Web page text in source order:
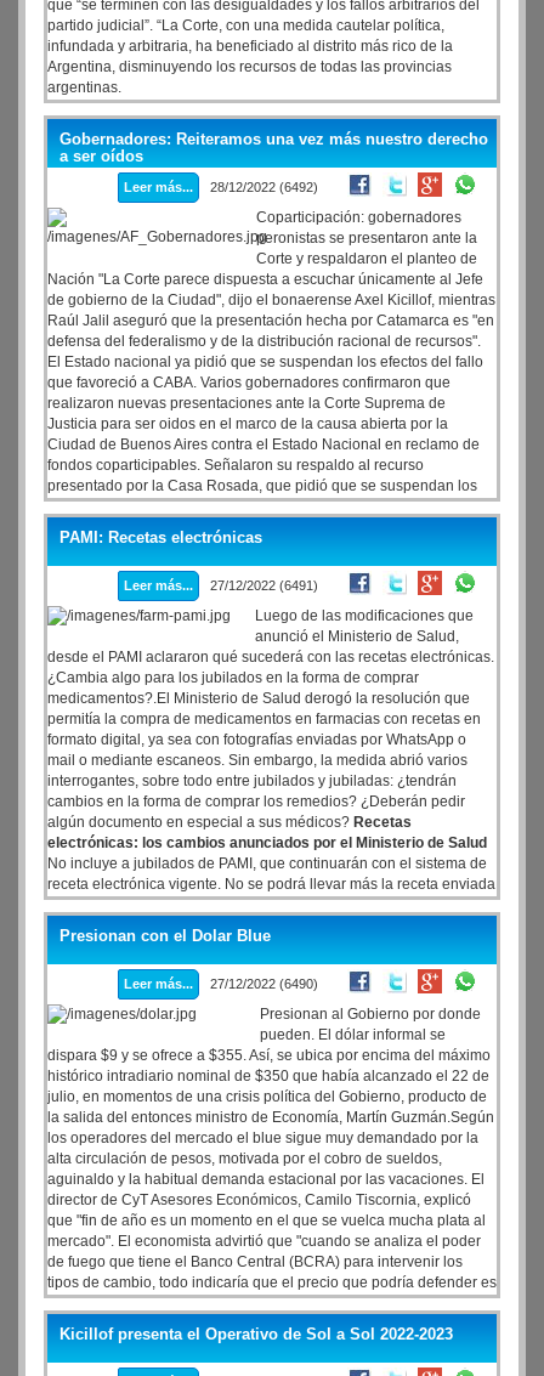
que “se terminen con las desigualdades y los fallos arbitrarios del
partido judicial”. “La Corte, con una medida cautelar política,
infundada y arbitraria, ha beneficiado al distrito más rico de la
Argentina, disminuyendo los recursos de todas las provincias
argentinas.
Gobernadores: Reiteramos una vez más nuestro derecho
a ser oídos
Leer más... 28/12/2022 (6492)
Coparticipación: gobernadores
peronistas se presentaron ante la
Corte y respaldaron el planteo de
Nación "La Corte parece dispuesta a escuchar únicamente al Jefe
de gobierno de la Ciudad", dijo el bonaerense Axel Kicillof, mientras
Raúl Jalil aseguró que la presentación hecha por Catamarca es "en
defensa del federalismo y de la distribución racional de recursos".
El Estado nacional ya pidió que se suspendan los efectos del fallo
que favoreció a CABA. Varios gobernadores confirmaron que
realizaron nuevas presentaciones ante la Corte Suprema de
Justicia para ser oidos en el marco de la causa abierta por la
Ciudad de Buenos Aires contra el Estado Nacional en reclamo de
fondos coparticipables. Señalaron su respaldo al recurso
presentado por la Casa Rosada, que pidió que se suspendan los
efectos del fallo que ordenó que se debe aumentar el porcentaje
que le paga por coparticipación de 2,32 a 2,95.
PAMI: Recetas electrónicas
Leer más... 27/12/2022 (6491)
Luego de las modificaciones que
anunció el Ministerio de Salud,
desde el PAMI aclararon qué sucederá con las recetas electrónicas.
¿Cambia algo para los jubilados en la forma de comprar
medicamentos?.El Ministerio de Salud derogó la resolución que
permitía la compra de medicamentos en farmacias con recetas en
formato digital, ya sea con fotografías enviadas por WhatsApp o
mail o mediante escaneos. Sin embargo, la medida abrió varios
interrogantes, sobre todo entre jubilados y jubiladas: ¿tendrán
cambios en la forma de comprar los remedios? ¿Deberán pedir
algún documento en especial a sus médicos? Recetas
electrónicas: los cambios anunciados por el Ministerio de Salud
No incluye a jubilados de PAMI, que continuarán con el sistema de
receta electrónica vigente. No se podrá llevar más la receta enviada
por WhatsApp, mail o escaneada.
Presionan con el Dolar Blue
Leer más... 27/12/2022 (6490)
Presionan al Gobierno por donde
pueden. El dólar informal se
dispara $9 y se ofrece a $355. Así, se ubica por encima del máximo
histórico intradiario nominal de $350 que había alcanzado el 22 de
julio, en momentos de una crisis política del Gobierno, producto de
la salida del entonces ministro de Economía, Martín Guzmán.Según
los operadores del mercado el blue sigue muy demandado por la
alta circulación de pesos, motivada por el cobro de sueldos,
aguinaldo y la habitual demanda estacional por las vacaciones. El
director de CyT Asesores Económicos, Camilo Tiscornia, explicó
que "fin de año es un momento en el que se vuelca mucha plata al
mercado". El economista advirtió que "cuando se analiza el poder
de fuego que tiene el Banco Central (BCRA) para intervenir los
tipos de cambio, todo indicaría que el precio que podría defender es
más alto que el de $315 que veníamos viendo hasta ahora".
Kicillof presenta el Operativo de Sol a Sol 2022-2023